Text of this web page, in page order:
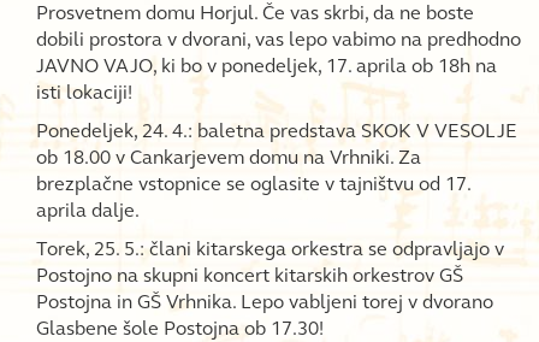
Prosvetnem domu Horjul. Če vas skrbi, da ne boste
dobili prostora v dvorani, vas lepo vabimo na predhodno
JAVNO VAJO, ki bo v ponedeljek, 17. aprila ob 18h na
isti lokaciji!
Ponedeljek, 24. 4.: baletna predstava SKOK V VESOLJE
ob 18.00 v Cankarjevem domu na Vrhniki. Za
brezplačne vstopnice se oglasite v tajništvu od 17.
aprila dalje.
Torek, 25. 5.: člani kitarskega orkestra se odpravljajo v
Postojno na skupni koncert kitarskih orkestrov GŠ
Postojna in GŠ Vrhnika. Lepo vabljeni torej v dvorano
Glasbene šole Postojna ob 17.30!